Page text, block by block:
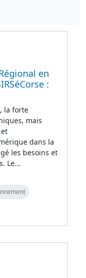
en
:
la forte
mais
dans la
les besoins et
Le…